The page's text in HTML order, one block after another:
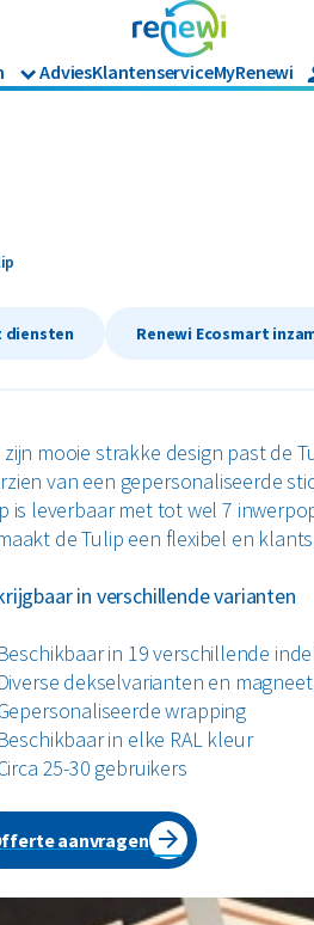
Zorg
AdviesKlantenserviceMyRenewi
diensten Renewi Ecosmart
zijn mooie strakke design past de
van een gepersonaliseerde
is leverbaar met tot wel 7
de Tulip een flexibel en
in verschillende varianten
Beschikbaar in 19 verschillende
Diverse dekselvarianten en
wrapping
Beschikbaar in elke RAL kleur
25-30 gebruikers
aanvragen